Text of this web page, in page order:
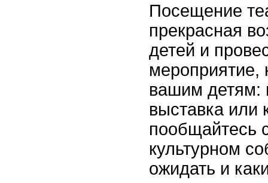
Посещение
прекрасная
детей и
мероприятие,
вашим детям:
выставка или
пообщайтесь
культурном
ожидать и